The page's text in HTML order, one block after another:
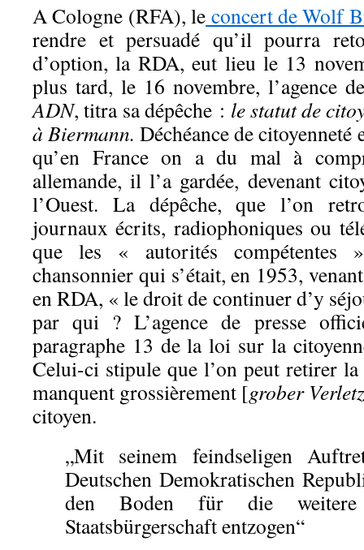
A Cologne (RFA), le concert de Wolf
rendre et persuadé qu’il pourra
d’option, la RDA, eut lieu le 13
plus tard, le 16 novembre, l’agence
ADN, titra sa dépêche : le statut de
à Biermann.Déchéance de
qu’en France on a du mal à
allemande, il l’a gardée, devenant
l’Ouest. La dépêche, que l’on
journaux écrits, radiophoniques ou
que les « autorités
chansonnier qui s’était, en 1953,
en RDA, « le droit de continuer d’y
par qui ? L’agence de presse
paragraphe 13 de la loi sur la
Celui-ci stipule que l’on peut retirer
manquent grossièrement [grober
citoyen.
„Mit seinem feindseligen
Deutschen Demokratischen
den Boden für die weitere
Staatsbürgerschaft entzogen“